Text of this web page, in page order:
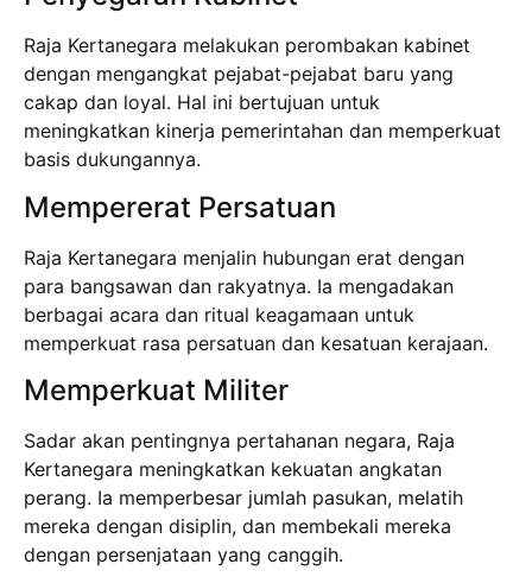
Raja Kertanegara melakukan perombakan kabinet
dengan mengangkat pejabat-pejabat baru yang
cakap dan loyal. Hal ini bertujuan untuk
meningkatkan kinerja pemerintahan dan memperkuat
basis dukungannya.
Mempererat Persatuan
Raja Kertanegara menjalin hubungan erat dengan
para bangsawan dan rakyatnya. Ia mengadakan
berbagai acara dan ritual keagamaan untuk
memperkuat rasa persatuan dan kesatuan kerajaan.
Memperkuat Militer
Sadar akan pentingnya pertahanan negara, Raja
Kertanegara meningkatkan kekuatan angkatan
perang. Ia memperbesar jumlah pasukan, melatih
mereka dengan disiplin, dan membekali mereka
dengan persenjataan yang canggih.